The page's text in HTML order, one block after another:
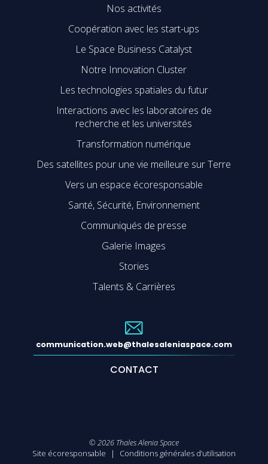
Nos activités
Coopération avec les start-ups
Le Space Business Catalyst
Notre Innovation Cluster
Les technologies spatiales du futur
Interactions avec les laboratoires de
recherche et les universités
Transformation numérique
Des satellites pour une vie meilleure sur Terre
Vers un espace écoresponsable
Santé, Sécurité, Environnement
Communiqués de presse
Galerie Images
Stories
Talents & Carrières
communication.web@thalesaleniaspace.com
CONTACT
© 2026 Thales Alenia Space
Site écoresponsable
Conditions générales d’utilisation